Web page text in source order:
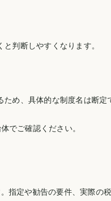
判断しやすくなります。
め、具体的な制度名は断定
でご確認ください。
指定や勧告の要件、実際の